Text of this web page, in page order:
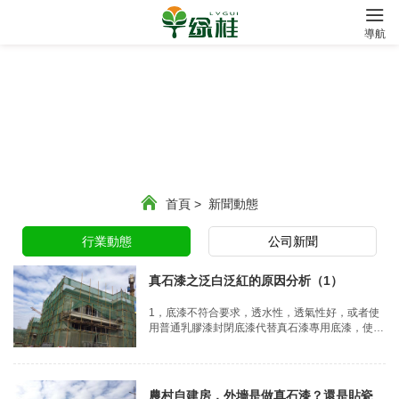
導航
首頁 > 新聞動態
行業動態 公司新聞
真石漆之泛白泛紅的原因分析（1）
1，底漆不符合要求，透水性，透氣性好，或者使
用普通乳膠漆封閉底漆代替真石漆專用底漆，使墻
白
農村自建房，外墻是做真石漆？還是貼瓷